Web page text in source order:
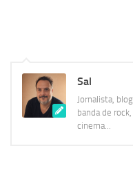
Sal
Jornalista,
banda de
cinema...